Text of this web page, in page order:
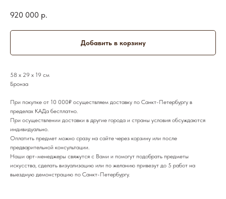
920 000 р.
Добавить в корзину
58 х 29 х 19 см
Бронза
При покупке от 10 000₽ осуществляем доставку по Санкт-Петербургу в
пределах КАДа бесплатно.
При осуществлении доставки в другие города и страны условия обсуждаются
индивидуально.
Оплатить предмет можно сразу на сайте через корзину или после
предварительной консультации.
Наши арт-менеджеры свяжутся с Вами и помогут подобрать предметы
искусства, сделать визуализацию или по желанию привезут до 5 работ на
выездную демонстрацию по Санкт-Петербургу.